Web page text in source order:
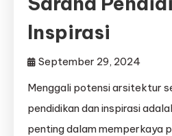
Inspirasi
September 29, 2024
Menggali potensi arsitektur
pendidikan dan inspirasi
penting dalam memperkaya